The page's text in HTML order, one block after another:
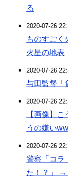
る
2020-07-26
ものすごく
火星の地表
2020-07-26
与田監督「
2020-07-26
【画像】
うの嫌い
2020-07-26
警察「コラ
た！？」 →